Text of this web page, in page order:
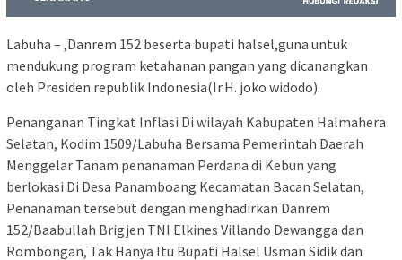
Labuha – ,Danrem 152 beserta bupati halsel,guna untuk
mendukung program ketahanan pangan yang dicanangkan
oleh Presiden republik Indonesia(Ir.H. joko widodo).
Penanganan Tingkat Inflasi Di wilayah Kabupaten Halmahera
Selatan, Kodim 1509/Labuha Bersama Pemerintah Daerah
Menggelar Tanam penanaman Perdana di Kebun yang
berlokasi Di Desa Panamboang Kecamatan Bacan Selatan,
Penanaman tersebut dengan menghadirkan Danrem
152/Baabullah Brigjen TNI Elkines Villando Dewangga dan
Rombongan, Tak Hanya Itu Bupati Halsel Usman Sidik dan